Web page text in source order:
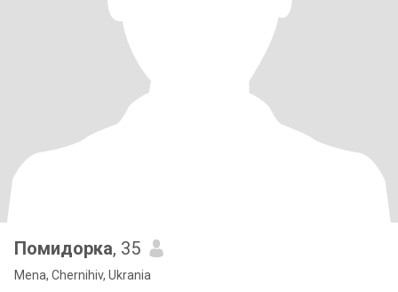
Помидорка, 35
Mena, Chernihiv, Ukrania